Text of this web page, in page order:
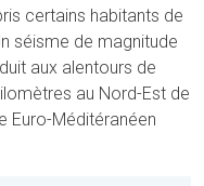
certains habitants de
séisme de magnitude
aux alentours de
au Nord-Est de
Euro-Méditéranéen